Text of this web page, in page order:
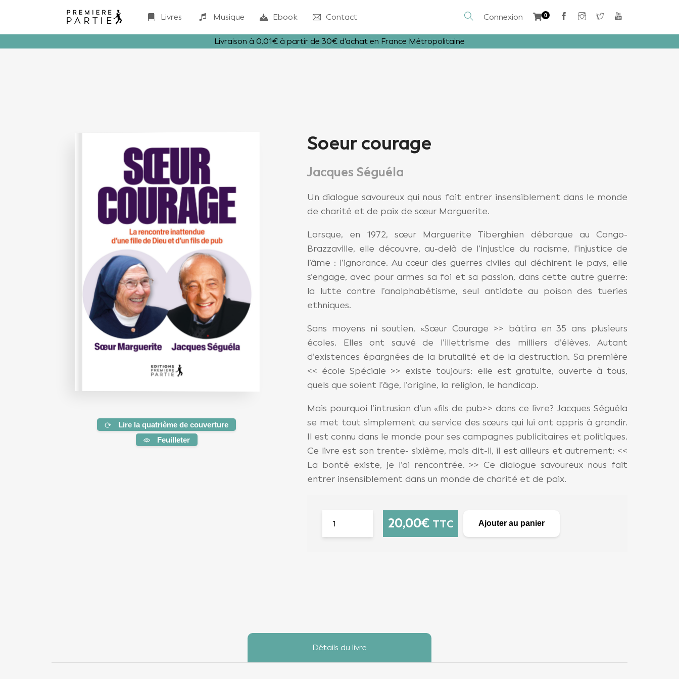
Livres Musique Ebook Contact Connexion 0
Livraison à 0,01€ à partir de 30€ d'achat en France Métropolitaine
Lire la quatrième de couverture
Feuilleter
Soeur courage
Jacques Séguéla
Un dialogue savoureux qui nous fait entrer insensiblement dans le monde
de charité et de paix de sœur Marguerite.
Lorsque, en 1972, sœur Marguerite Tiberghien débarque au Congo-
Brazzaville, elle découvre, au-delà de l’injustice du racisme, l’injustice de
l’âme : l’ignorance. Au cœur des guerres civiles qui déchirent le pays, elle
s’engage, avec pour armes sa foi et sa passion, dans cette autre guerre:
la lutte contre l’analphabétisme, seul antidote au poison des tueries
ethniques.
Sans moyens ni soutien, «Sœur Courage >> bâtira en 35 ans plusieurs
écoles. Elles ont sauvé de l’illettrisme des milliers d’élèves. Autant
d’existences épargnées de la brutalité et de la destruction. Sa première
<< école Spéciale >> existe toujours: elle est gratuite, ouverte à tous,
quels que soient l’âge, l’origine, la religion, le handicap.
Mais pourquoi l’intrusion d’un «fils de pub>> dans ce livre? Jacques Séguéla
se met tout simplement au service des sœurs qui lui ont appris à grandir.
Il est connu dans le monde pour ses campagnes publicitaires et politiques.
Ce livre est son trente- sixième, mais dit-il, il est ailleurs et autrement: <<
La bonté existe, je l’ai rencontrée. >> Ce dialogue savoureux nous fait
entrer insensiblement dans un monde de charité et de paix.
20,00€ TTC Ajouter au panier
Détails du livre